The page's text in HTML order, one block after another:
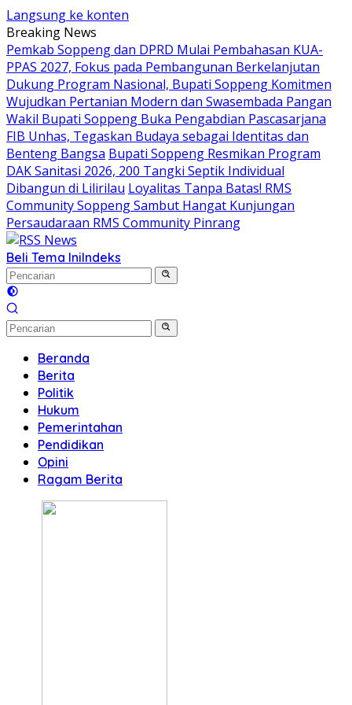
Langsung ke konten
Breaking News
Pemkab Soppeng dan DPRD Mulai Pembahasan KUA-
PPAS 2027, Fokus pada Pembangunan Berkelanjutan
Dukung Program Nasional, Bupati Soppeng Komitmen
Wujudkan Pertanian Modern dan Swasembada Pangan
Wakil Bupati Soppeng Buka Pengabdian Pascasarjana
FIB Unhas, Tegaskan Budaya sebagai Identitas dan
Benteng Bangsa Bupati Soppeng Resmikan Program
DAK Sanitasi 2026, 200 Tangki Septik Individual
Dibangun di Lilirilau Loyalitas Tanpa Batas! RMS
Community Soppeng Sambut Hangat Kunjungan
Persaudaraan RMS Community Pinrang
Beli Tema IniIndeks
Beranda
Berita
Politik
Hukum
Pemerintahan
Pendidikan
Opini
Ragam Berita